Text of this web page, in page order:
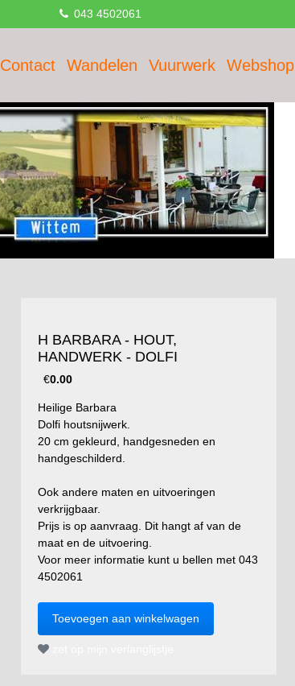
043 4502061
Contact Wandelen Vuurwerk Webshop
H BARBARA - HOUT,
HANDWERK - DOLFI
€0.00
Heilige Barbara
Dolfi houtsnijwerk.
20 cm gekleurd, handgesneden en
handgeschilderd.
Ook andere maten en uitvoeringen
verkrijgbaar.
Prijs is op aanvraag. Dit hangt af van de
maat en de uitvoering.
Voor meer informatie kunt u bellen met 043
4502061